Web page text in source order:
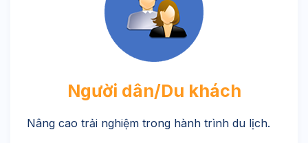
Người dân/Du khách
Nâng cao trải nghiệm trong hành trình du lịch.